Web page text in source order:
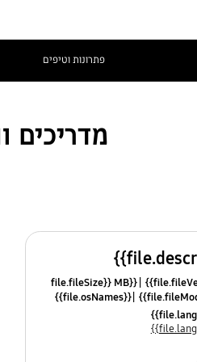
פתרונות וטיפים
מדריכים
{{file.fileSize}} MB
{{file.osNames}}